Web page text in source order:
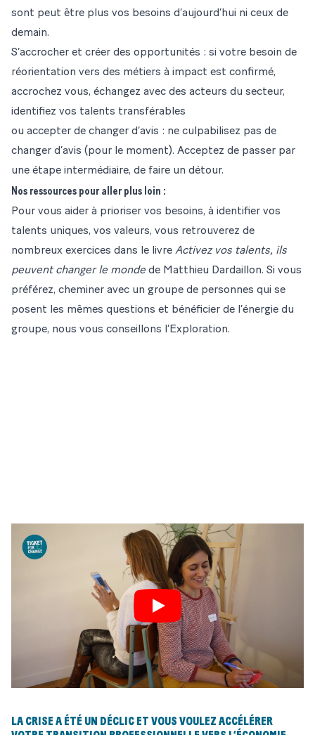
sont peut être plus vos besoins d’aujourd’hui ni ceux de
demain.
S’accrocher et créer des opportunités : si votre besoin de
réorientation vers des métiers à impact est confirmé,
accrochez vous, échangez avec des acteurs du secteur,
identifiez vos talents transférables
ou accepter de changer d’avis : ne culpabilisez pas de
changer d’avis (pour le moment). Acceptez de passer par
une étape intermédiaire, de faire un détour.
Nos ressources pour aller plus loin :
Pour vous aider à prioriser vos besoins, à identifier vos
talents uniques, vos valeurs, vous retrouverez de
nombreux exercices dans le livre Activez vos talents, ils
peuvent changer le monde de Matthieu Dardaillon. Si vous
préférez, cheminer avec un groupe de personnes qui se
posent les mêmes questions et bénéficier de l’énergie du
groupe, nous vous conseillons l’Exploration.
LA CRISE A ÉTÉ UN DÉCLIC ET VOUS VOULEZ ACCÉLÉRER